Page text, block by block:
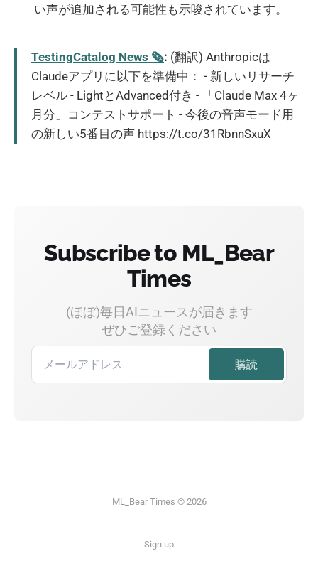
い声が追加される可能性も示唆されています。
TestingCatalog News 🗞: (翻訳) Anthropicは
Claudeアプリに以下を準備中： - 新しいリサーチ
レベル - LightとAdvanced付き - 「Claude Max 4ヶ
月分」コンテストサポート - 今後の音声モード用
の新しい5番目の声 https://t.co/31RbnnSxuX
Subscribe to ML_Bear
Times
(ほぼ)毎日AIニュースが届きます
ぜひご登録ください
ML_Bear Times © 2026
Sign up